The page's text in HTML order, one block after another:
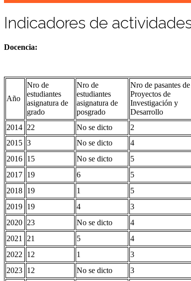
Indicadores de
Docencia:
Año
Nro de
estudiantes
asignatura de
grado
Nro de
estudiantes
asignatura de
posgrado
Nro de pasantes de
Proyectos de
Investigación y
Desarrollo
2014 22 No se dicto 2
2015 3 No se dicto 4
2016 15 No se dicto 5
2017 19 6 5
2018 19 1 5
2019 19 4 3
2020 23 No se dicto 4
2021
21 5 4
2022
12 1 3
2023 12 No se dicto 3